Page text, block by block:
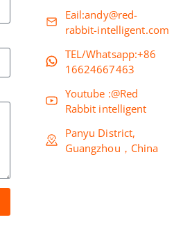
Eail:andy@red-
rabbit-intelligent.com
TEL/Whatsapp:+86
16624667463
Youtube :@Red
Rabbit intelligent
Panyu District,
Guangzhou，China